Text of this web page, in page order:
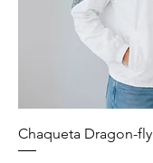
Chaqueta Dragon-fly